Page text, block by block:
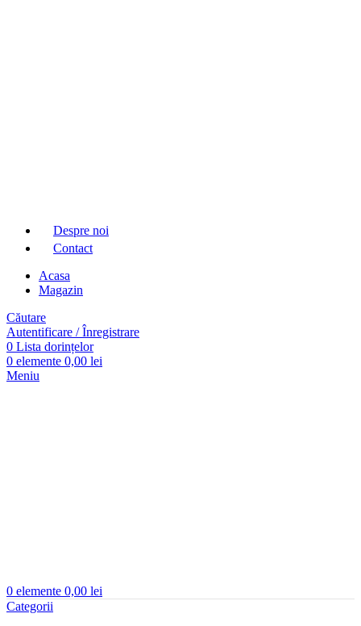
Despre noi
Contact
Acasa
Magazin
Căutare
Autentificare / Înregistrare
0 Lista dorințelor
0 elemente 0,00 lei
Meniu
0 elemente 0,00 lei
Categorii